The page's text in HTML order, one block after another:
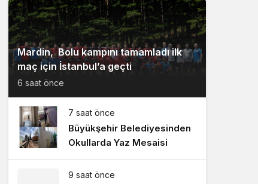
Mardin, Bolu kampını tamamladı ilk
maç için İstanbul’a geçti
6 saat önce
7 saat önce
Büyükşehir Belediyesinden
Okullarda Yaz Mesaisi
9 saat önce